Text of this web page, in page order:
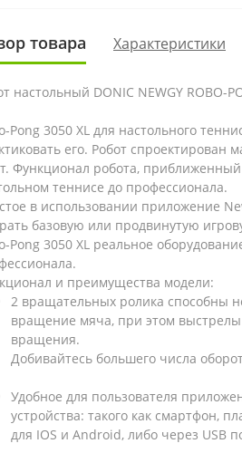
товара Характеристики
настольный DONIC NEWGY
Pong 3050 XL для настольного
его. Робот
Функционал робота, приближенный
теннисе до профессионала.
в использовании приложение
базовую или продвинутую
Pong 3050 XL реальное
и преимущества модели:
2 вращательных ролика способны
вращение мяча, при этом выстрелы
вращения.
Добивайтесь большего числа
Удобное для пользователя
устройства: такого как смартфон,
для IOS и Android, либо через USB